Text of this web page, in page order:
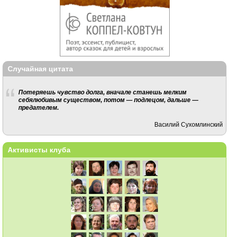
Случайная цитата
Потеряешь чувство долга, вначале станешь мелким
себялюбивым существом, потом — подлецом, дальше —
предателем.
Василий Сухомлинский
Активисты клуба